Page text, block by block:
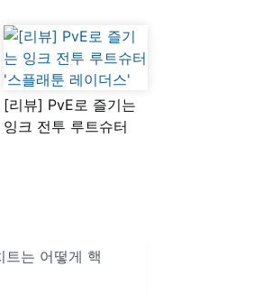
[리뷰] PvE로 즐기는
잉크 전투 루트슈터
트는 어떻게 핵